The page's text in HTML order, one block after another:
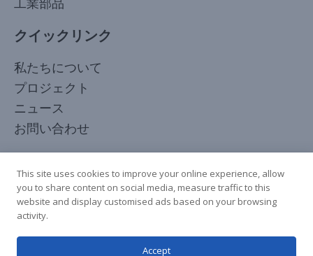
工業部品
クイックリンク
私たちについて
プロジェクト
ニュース
お問い合わせ
English
German
This site uses cookies to improve your online experience, allow
you to share content on social media, measure traffic to this
website and display customised ads based on your browsing
activity.
Accept